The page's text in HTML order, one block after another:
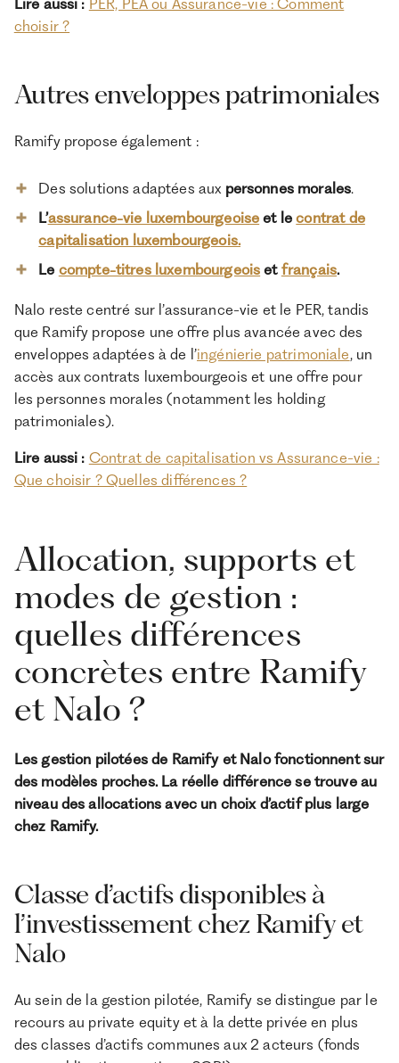
choisir ?
Autres enveloppes patrimoniales
Ramify propose également :
Des solutions adaptées aux personnes morales.
L’assurance-vie luxembourgeoise et lecontrat de
capitalisation luxembourgeois.
Le compte-titres luxembourgeois et français.
Nalo reste centré sur l’assurance-vie et le PER, tandis
que Ramify propose une offre plus avancée avec des
enveloppes adaptées à de l’ingénierie patrimoniale, un
accès aux contrats luxembourgeois et une offre pour
les personnes morales (notamment les holding
patrimoniales).
Lire aussi : Contrat de capitalisation vs Assurance-vie :
Que choisir ? Quelles différences ?
Allocation, supports et
modes de gestion :
quelles différences
concrètes entre Ramify
et Nalo ?
Les gestion pilotées de Ramify et Nalo fonctionnent sur
des modèles proches. La réelle différence se trouve au
niveau des allocations avec un choix d’actif plus large
chez Ramify.
Classe d’actifs disponibles à
l’investissement chez Ramify et
Nalo
Au sein de la gestion pilotée, Ramify se distingue par le
recours au private equity et à la dette privée en plus
des classes d’actifs communes aux 2 acteurs (fonds